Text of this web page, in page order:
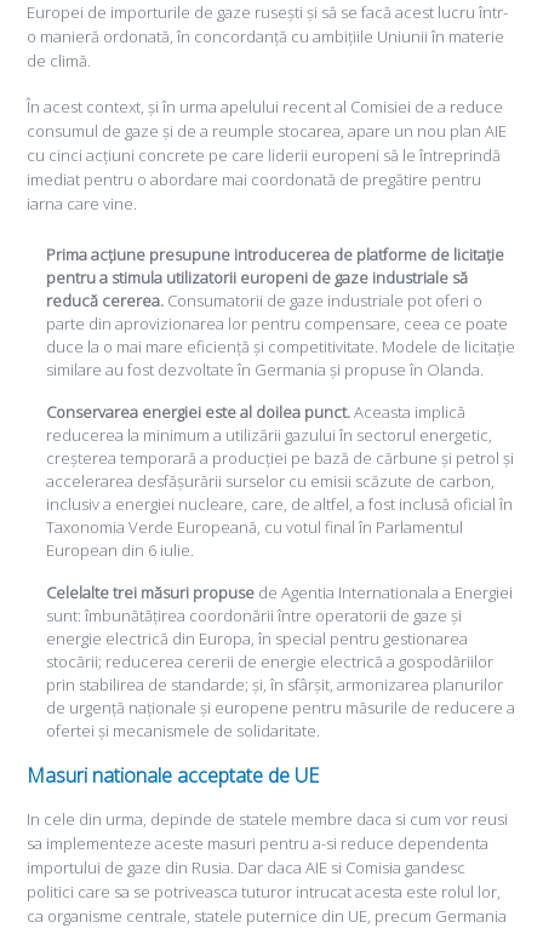
Europei de importurile de gaze rusești și să se facă acest lucru într-
o manieră ordonată, în concordanță cu ambițiile Uniunii în materie
de climă.
În acest context, și în urma apelului recent al Comisiei de a reduce
consumul de gaze și de a reumple stocarea, apare un nou plan AIE
cu cinci acțiuni concrete pe care liderii europeni să le întreprindă
imediat pentru o abordare mai coordonată de pregătire pentru
iarna care vine.
Prima acțiune presupune introducerea de platforme de licitație
pentru a stimula utilizatorii europeni de gaze industriale să
reducă cererea. Consumatorii de gaze industriale pot oferi o
parte din aprovizionarea lor pentru compensare, ceea ce poate
duce la o mai mare eficiență și competitivitate. Modele de licitație
similare au fost dezvoltate în Germania și propuse în Olanda.
Conservarea energiei este al doilea punct.Aceasta implică
reducerea la minimum a utilizării gazului în sectorul energetic,
creșterea temporară a producției pe bază de cărbune și petrol și
accelerarea desfășurării surselor cu emisii scăzute de carbon,
inclusiv a energiei nucleare, care, de altfel, a fost inclusă oficial în
Taxonomia Verde Europeană, cu votul final în Parlamentul
European din 6 iulie.
Celelalte trei măsuri propuse de Agentia Internationala a Energiei
sunt: îmbunătățirea coordonării între operatorii de gaze și
energie electrică din Europa, în special pentru gestionarea
stocării; reducerea cererii de energie electrică a gospodăriilor
prin stabilirea de standarde; și, în sfârșit, armonizarea planurilor
de urgență naționale și europene pentru măsurile de reducere a
ofertei și mecanismele de solidaritate.
Masuri nationale acceptate de UE
In cele din urma, depinde de statele membre daca si cum vor reusi
sa implementeze aceste masuri pentru a-si reduce dependenta
importului de gaze din Rusia. Dar daca AIE si Comisia gandesc
politici care sa se potriveasca tuturor intrucat acesta este rolul lor,
ca organisme centrale, statele puternice din UE, precum Germania